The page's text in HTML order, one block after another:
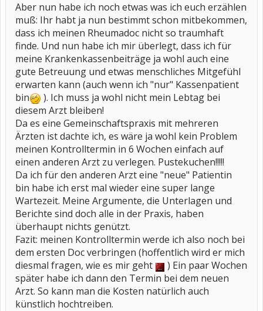
Aber nun habe ich noch etwas was ich euch erzählen
muß: Ihr habt ja nun bestimmt schon mitbekommen,
dass ich meinen Rheumadoc nicht so traumhaft
finde. Und nun habe ich mir überlegt, dass ich für
meine Krankenkassenbeiträge ja wohl auch eine
gute Betreuung und etwas menschliches Mitgefühl
erwarten kann (auch wenn ich "nur" Kassenpatient
bin
). Ich muss ja wohl nicht mein Lebtag bei
diesem Arzt bleiben!
Da es eine Gemeinschaftspraxis mit mehreren
Ärzten ist dachte ich, es wäre ja wohl kein Problem
meinen Kontrolltermin in 6 Wochen einfach auf
einen anderen Arzt zu verlegen. Pustekuchen!!!!!
Da ich für den anderen Arzt eine "neue" Patientin
bin habe ich erst mal wieder eine super lange
Wartezeit. Meine Argumente, die Unterlagen und
Berichte sind doch alle in der Praxis, haben
überhaupt nichts genützt.
Fazit: meinen Kontrolltermin werde ich also noch bei
dem ersten Doc verbringen (hoffentlich wird er mich
diesmal fragen, wie es mir geht
) Ein paar Wochen
später habe ich dann den Termin bei dem neuen
Arzt. So kann man die Kosten natürlich auch
künstlich hochtreiben.